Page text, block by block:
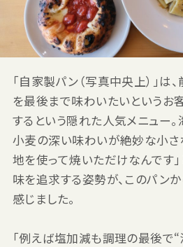
「自家製パン（写真中央上）」は
を最後まで味わいたいというお
するという隠れた人気メニュー
小麦の深い味わいが絶妙な小さ
地を使って焼いただけなんです
味を追求する姿勢が、このパン
感じました。
「例えば塩加減も調理の最後で“